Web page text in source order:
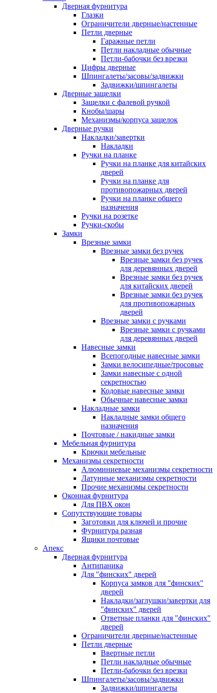
Дверная фурнитура
Глазки
Ограничители дверные/настенные
Петли дверные
Гаражные петли
Петли накладные обычные
Петли-бабочки без врезки
Цифры дверные
Шпингалеты/засовы/задвижки
Задвижки/шпингалеты
Дверные защелки
Защелки с фалевой ручкой
Кнобы/шары
Механизмы/корпуса защелок
Дверные ручки
Накладки/завертки
Накладки
Ручки на планке
Ручки на планке для китайских
дверей
Ручки на планке для
противопожарных дверей
Ручки на планке общего
назначения
Ручки на розетке
Ручки-скобы
Замки
Врезные замки
Врезные замки без ручек
Врезные замки без ручек
для деревянных дверей
Врезные замки без ручек
для китайских дверей
Врезные замки без ручек
для противопожарных
дверей
Врезные замки с ручками
Врезные замки с ручками
для деревянных дверей
Навесные замки
Всепогодные навесные замки
Замки велосипедные/тросовые
Замки навесные с одной
секретностью
Кодовые навесные замки
Обычные навесные замки
Накладные замки
Накладные замки общего
назначения
Почтовые / накидные замки
Мебельная фурнитура
Крючки мебельные
Механизмы секретности
Алюминиевые механизмы секретности
Латунные механизмы секретности
Прочие механизмы секретности
Оконная фурнитура
Для ПВХ окон
Сопутствующие товары
Заготовки для ключей и прочие
Фурнитура разная
Ящики почтовые
Апекс
Дверная фурнитура
Антипаника
Для "финских" дверей
Корпуса замков для "финских"
дверей
Накладки/заглушки/завертки для
"финских" дверей
Ответные планки для "финских"
дверей
Ограничители дверные/настенные
Петли дверные
Ввертные петли
Петли накладные обычные
Петли-бабочки без врезки
Шпингалеты/засовы/задвижки
Задвижки/шпингалеты